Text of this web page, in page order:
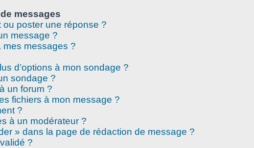
messages
poster une réponse ?
message ?
mes messages ?
d’options à mon sondage ?
sondage ?
un forum ?
fichiers à mon message ?
?
à un modérateur ?
» dans la page de rédaction de message ?
?